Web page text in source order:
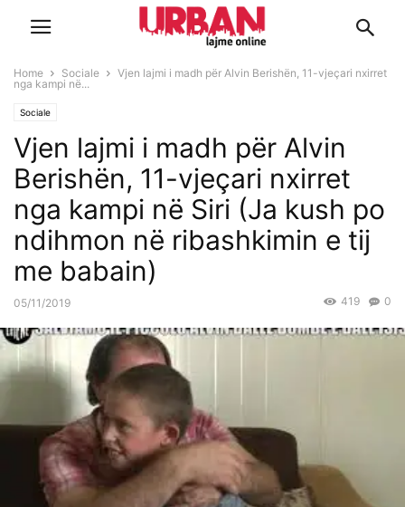
Home Sociale
Vjen lajmi i madh për Alvin Berishën, 11-vjeçari nxirret
nga kampi në...
Sociale
Vjen lajmi i madh për Alvin
Berishën, 11-vjeçari nxirret
nga kampi në Siri (Ja kush po
ndihmon në ribashkimin e tij
me babain)
05/11/2019 0
419